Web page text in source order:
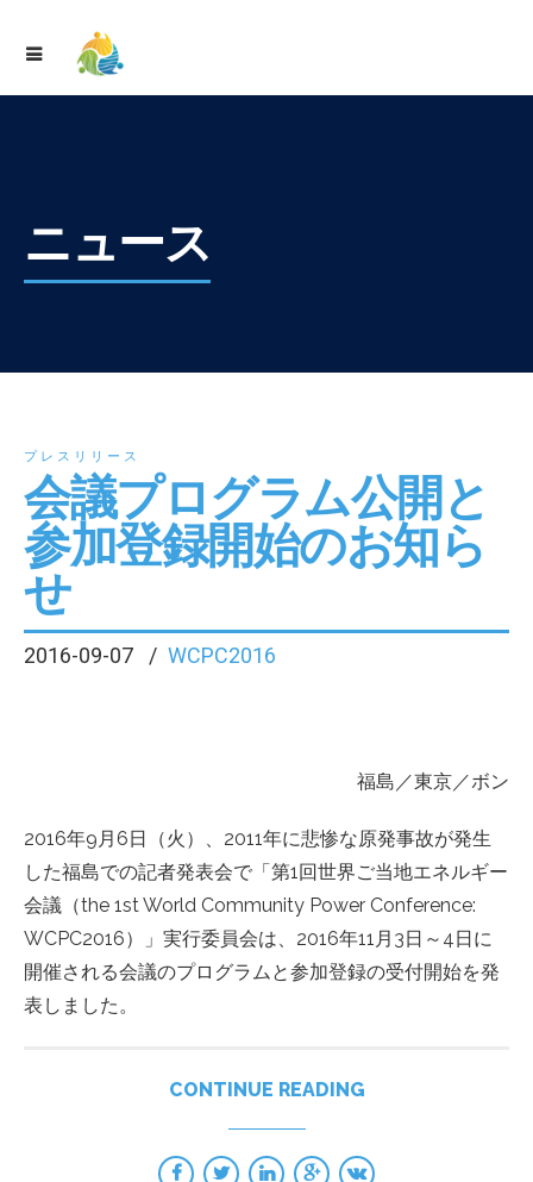
ニュース
プレスリリース
会議プログラム公開と
参加登録開始のお知ら
せ
2016-09-07 WCPC2016
福島／東京／ボン
2016年9月6日（火）、2011年に悲惨な原発事故が発生
した福島での記者発表会で「第1回世界ご当地エネルギー
会議（the 1st World Community Power Conference:
WCPC2016）」実行委員会は、2016年11月3日～4日に
開催される会議のプログラムと参加登録の受付開始を発
表しました。
CONTINUE READING